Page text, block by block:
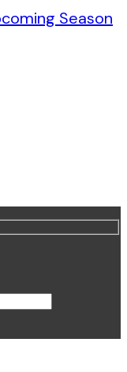
Season